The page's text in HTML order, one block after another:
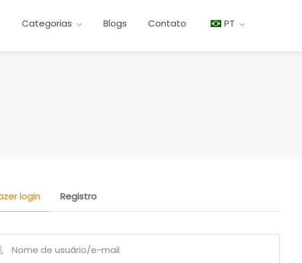
Categorias Blogs Contato PT
login Registro